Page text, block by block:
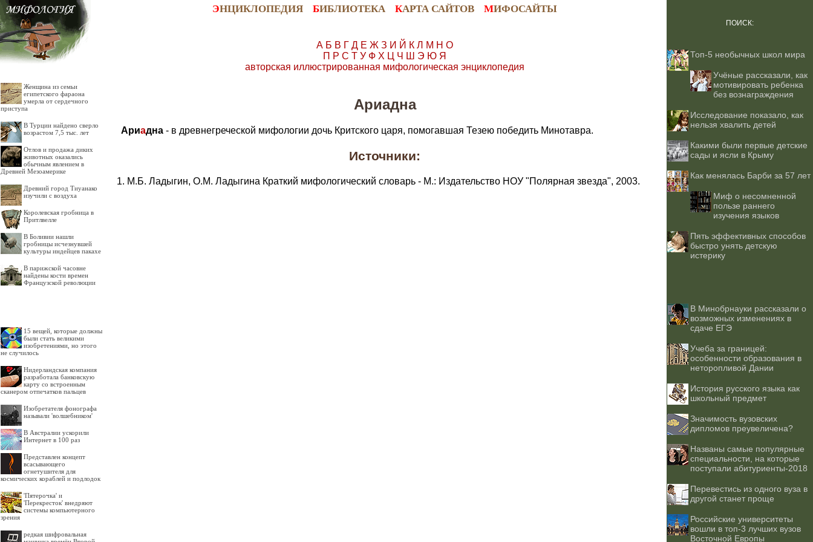
ЭНЦИКЛОПЕДИЯ БИБЛИОТЕКА КАРТА САЙТОВ МИФОСАЙТЫ
Женщина из семьи
египетского фараона
умерла от сердечного
приступа
В Турции найдено сверло
возрастом 7,5 тыс. лет
Отлов и продажа диких
животных оказались
обычным явлением в
Древней Мезоамерике
Древний город Тиуанако
изучили с воздуха
Королевская гробница в
Притлвелле
В Боливии нашли
гробницы исчезнувшей
культуры индейцев пакахе
В парижской часовне
найдены кости времен
Французской революции
15 вещей, которые должны
были стать великими
изобретениями, но этого
не случилось
Нидерландская компания
разработала банковскую
карту со встроенным
сканером отпечатков пальцев
Изобретателя фонографа
называли 'волшебником'
В Австралии ускорили
Интернет в 100 раз
Представлен концепт
всасывающего
огнетушителя для
космических кораблей и подлодок
'Пятерочка' и
'Перекресток' внедряют
системы компьютерного
зрения
редкая шифровальная
А Б В Г Д Е Ж З И Й К Л М Н О
П Р С Т У Ф Х Ц Ч Ш Э Ю Я
авторская иллюстрированная мифологическая энциклопедия
Ариадна
Ариадна - в древнегреческой мифологии дочь Критского царя, помогавшая Тезею победить Минотавра.
Источники:
М.Б. Ладыгин, О.М. Ладыгина Краткий мифологический словарь - М.: Издательство НОУ "Полярная звезда", 2003.
ПОИСК:
Топ-5 необычных школ мира
Учёные рассказали, как
мотивировать ребенка
без вознаграждения
Исследование показало, как
нельзя хвалить детей
Какими были первые детские
сады и ясли в Крыму
Как менялась Барби за 57 лет
Миф о несомненной
пользе раннего
изучения языков
Пять эффективных способов
быстро унять детскую
истерику
В Минобрнауки рассказали о
возможных изменениях в
сдаче ЕГЭ
Учеба за границей:
особенности образования в
неторопливой Дании
История русского языка как
школьный предмет
Значимость вузовских
дипломов преувеличена?
Названы самые популярные
специальности, на которые
поступали абитуриенты-2018
Перевестись из одного вуза в
другой станет проще
Российские университеты
вошли в топ-3 лучших вузов
Восточной Европы